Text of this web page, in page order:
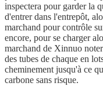
inspectera pour garder la
d'entrer dans l'entrepôt,
marchand pour contrôle
encore, pour se charger
marchand de Xinnuo
des tubes de chaque en
cheminement jusqu'à ce
carbone sans risque.